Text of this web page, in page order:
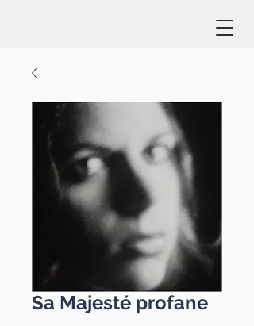
Sa Majesté profane